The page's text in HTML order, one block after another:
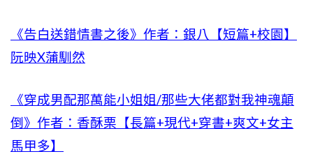
《告白送錯情書之後》作者：銀八【短篇+校園】
阮映X蒲馴然
《穿成男配那萬能小姐姐/那些大佬都對我神魂顛
倒》作者：香酥栗【長篇+現代+穿書+爽文+女主
馬甲多】